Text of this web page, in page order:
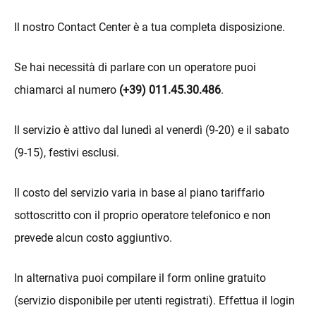
Il nostro Contact Center è a tua completa disposizione.
Se hai necessità di parlare con un operatore puoi
chiamarci al numero (+39) 011.45.30.486.
Il servizio è attivo dal lunedì al venerdì (9-20) e il sabato
(9-15), festivi esclusi.
Il costo del servizio varia in base al piano tariffario
sottoscritto con il proprio operatore telefonico e non
prevede alcun costo aggiuntivo.
In alternativa puoi compilare il form online gratuito
(servizio disponibile per utenti registrati). Effettua il login